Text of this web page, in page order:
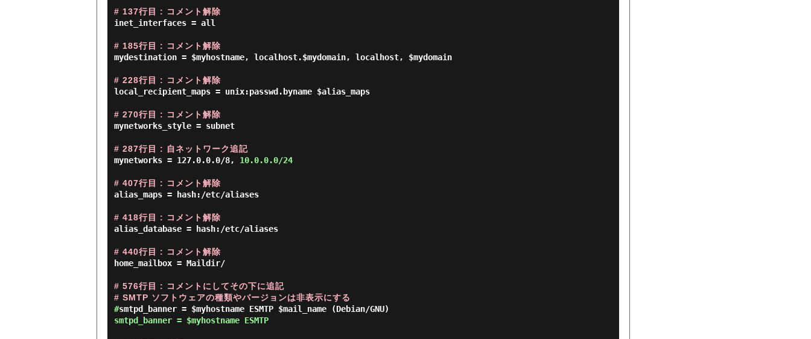
# 137行目 : コメント解除
inet_interfaces = all
# 185行目 : コメント解除
mydestination = $myhostname, localhost.$mydomain, localhost, $mydomain
# 228行目 : コメント解除
local_recipient_maps = unix:passwd.byname $alias_maps
# 270行目 : コメント解除
mynetworks_style = subnet
# 287行目 : 自ネットワーク追記
mynetworks = 127.0.0.0/8, 10.0.0.0/24
# 407行目 : コメント解除
alias_maps = hash:/etc/aliases
# 418行目 : コメント解除
alias_database = hash:/etc/aliases
# 440行目 : コメント解除
home_mailbox = Maildir/
# 576行目 : コメントにしてその下に追記
# SMTP ソフトウェアの種類やバージョンは非表示にする
#
smtpd_banner = $myhostname ESMTP